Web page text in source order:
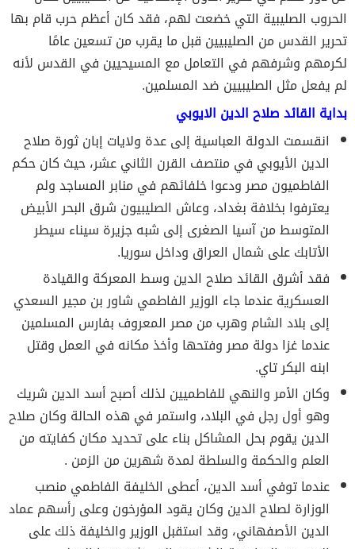
الحروب الصليبية التي خضعت لهم، فقد كان أعظم حرب قام بها
تحرير القدس من الصليبيين قبل ما يقرب من تسعين عامًا
لكرمهم وشرفهم في التعامل مع المسيحيين في القدس لأنه
لم يفعل مثل الصليبيين ضد المسلمين.
بداية القائد صلاح الدين الايوبي
انقسمت الدولة العباسية إلى عدة ولايات إبان ثورة صلاح
الدين الأيوبي في منتصف القرن الثاني عشر، حيث كان حكم
الفاطميون مصر ودعوا خلفائهم في منابر المساجد ولم
يعترفوا بخلافة بغداد، وعاش الصليبيون شرق البحر الأبيض
المتوسط ​​من آسيا الصغرى إلى شبه جزيرة سيناء سيطر
الأتابك على شمال العراق وداخل سوريا.
فقد أشرق القائد صلاح الدين وسط المعركة والقيادة
العسكرية عندما جاء الوزير الفاطمي شاور بن مجير السعدي
إلى بلاد الشام وهرب من مصر المعروف بفارس المسلمين
عندما غزا دولة مصر وفتحها وأخذ مكانه في العمل وقتل
ابنه البكر تاي.
وكان الأمر والنهي للفاطميين لذلك أصبح أسد الدين شريك
وهو أول رجل في البلاد، واستمر في هذه الحالة وكان صلاح
الدين يقوم بحل المشاكل بناء على تحديد مكان كفايته من
العلم والحكمة والسلطة لمدة شهرين من الزمن .
عندما توفي أسد الدين، أعطى الخليفة الفاطمي منصب
الوزارة لصلاح الدين وكان يقود المؤرخون وعلى رأسهم عماد
الدين الأصفهاني، وقد استقبل الوزير والخليفة ذلك على